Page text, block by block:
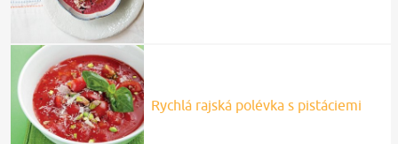
Rychlá rajská polévka s pistáciemi